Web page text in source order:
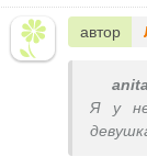
автор
Я у